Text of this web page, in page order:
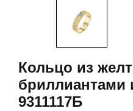
Кольцо из
бриллиантами
9311117Б